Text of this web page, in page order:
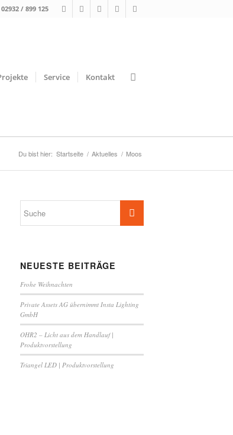
02932 / 899 125
Service Kontakt
Du bist hier: Startseite / Aktuelles / Moos
NEUESTE BEITRÄGE
Frohe Weihnachten
Private Assets AG übernimmt Insta Lighting
GmbH
OHR2 – Licht aus dem Handlauf |
Produktvorstellung
Triangel LED | Produktvorstellung